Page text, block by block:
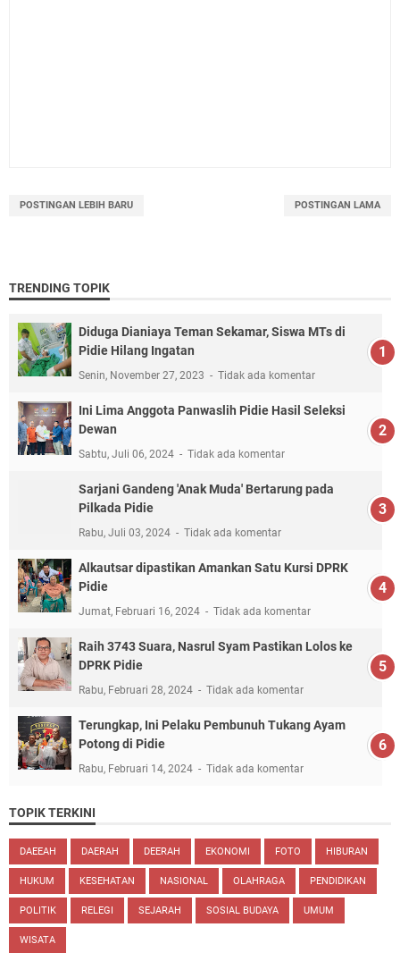
POSTINGAN LEBIH BARU POSTINGAN LAMA
TRENDING TOPIK
Diduga Dianiaya Teman Sekamar, Siswa MTs di
Pidie Hilang Ingatan
Senin, November 27, 2023 Tidak ada komentar
Ini Lima Anggota Panwaslih Pidie Hasil Seleksi
Dewan
Sabtu, Juli 06, 2024 Tidak ada komentar
Sarjani Gandeng 'Anak Muda' Bertarung pada
Pilkada Pidie
Rabu, Juli 03, 2024 Tidak ada komentar
Alkautsar dipastikan Amankan Satu Kursi DPRK
Pidie
Jumat, Februari 16, 2024 Tidak ada komentar
Raih 3743 Suara, Nasrul Syam Pastikan Lolos ke
DPRK Pidie
Rabu, Februari 28, 2024 Tidak ada komentar
Terungkap, Ini Pelaku Pembunuh Tukang Ayam
Potong di Pidie
Rabu, Februari 14, 2024 Tidak ada komentar
TOPIK TERKINI
DAEEAH DAERAH DEERAH EKONOMI FOTO HIBURAN
HUKUM KESEHATAN NASIONAL OLAHRAGA PENDIDIKAN
POLITIK RELEGI SEJARAH SOSIAL BUDAYA UMUM
WISATA